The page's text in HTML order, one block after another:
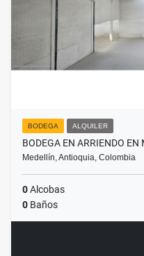
BODEGA ALQUILER
BODEGA EN ARRIENDO EN
Medellín, Antioquia, Colombia
0Alcobas
0 Baños